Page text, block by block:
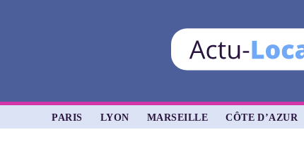
PARIS LYON MARSEILLE CÔTE D’AZUR